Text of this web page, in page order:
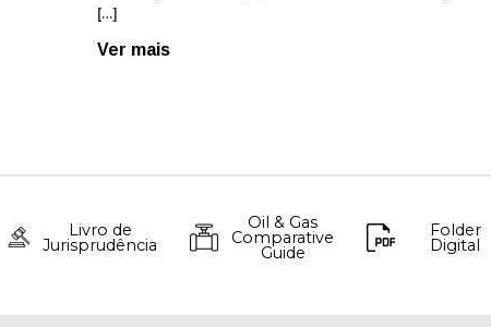
[…]
Ver mais
Livro de
Jurisprudência
Oil & Gas
Comparative
Guide
Folder
Digital